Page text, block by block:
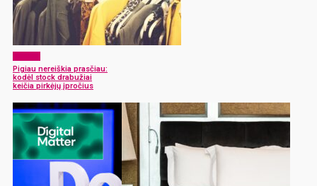
Pigiau nereiškia prasčiau:
kodėl stock drabužiai
keičia pirkėjų įpročius